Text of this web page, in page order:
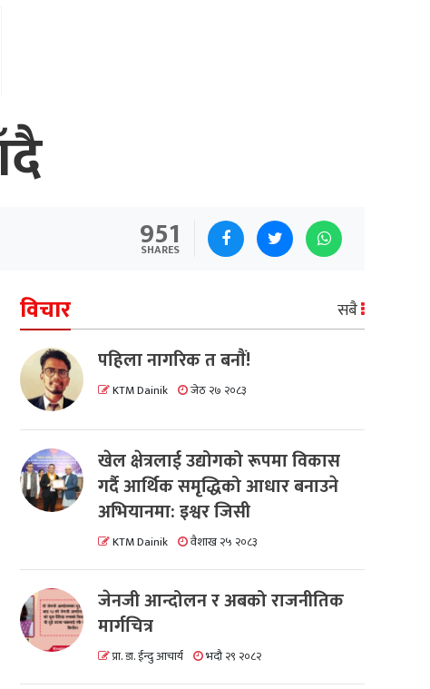
951
SHARES
विचार सबै
पहिला नागरिक त बनाैं!
KTM Dainik जेठ २७ २०८३
खेल क्षेत्रलाई उद्योगको रूपमा विकास
गर्दै आर्थिक समृद्धिको आधार बनाउने
अभियानमा: इश्वर जिसी
KTM Dainik वैशाख २५ २०८३
जेनजी आन्दोलन र अबको राजनीतिक
मार्गचित्र
प्रा. डा. ईन्दु आचार्य भदौ २९ २०८२